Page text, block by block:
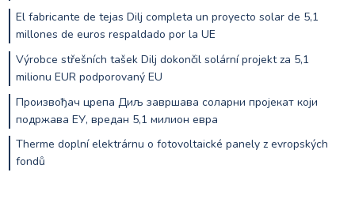
El fabricante de tejas Dilj completa un proyecto solar de 5,1
millones de euros respaldado por la UE
Výrobce střešních tašek Dilj dokončil solární projekt za 5,1
milionu EUR podporovaný EU
Произвођач црепа Диљ завршава соларни пројекат који
подржава ЕУ, вредан 5,1 милион евра
Therme doplní elektrárnu o fotovoltaické panely z evropských
fondů